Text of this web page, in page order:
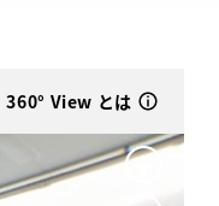
360° View とは